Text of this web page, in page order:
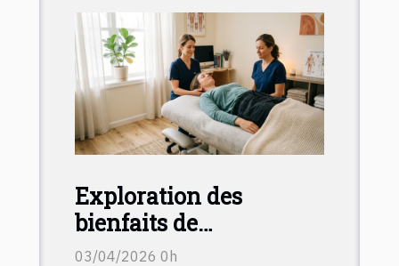
Exploration des
bienfaits de
l'ostéopathie sur la
03/04/2026 0h